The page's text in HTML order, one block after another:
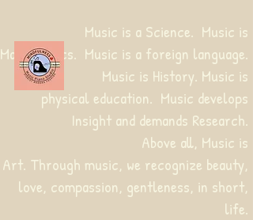
Music is a Science. Music is
Mathematics. Music is a foreign language.
Music is History. Music is
physical education. Music develops
Insight and demands Research.
Above all, Music is
Art. Through music, we recognize beauty,
love, compassion, gentleness, in short,
life.